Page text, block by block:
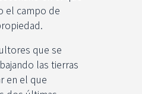
el campo de
que se
las tierras
en el que